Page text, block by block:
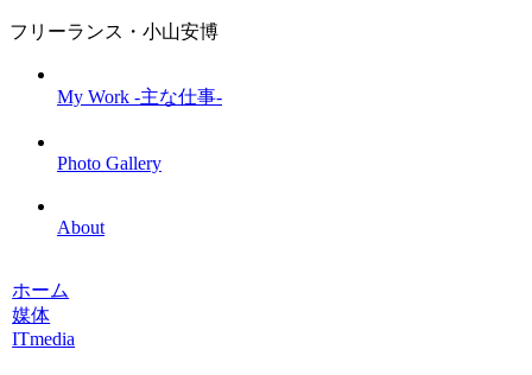
フリーランス・小山安博
My Work -主な仕事-
Photo Gallery
About
ホーム
媒体
ITmedia